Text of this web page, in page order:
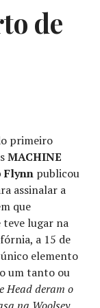
de
primeiro
MACHINE
Flynnpublicou
assinalar a
que
teve lugar na
a 15 de
elemento
um tanto ou
Head deram o